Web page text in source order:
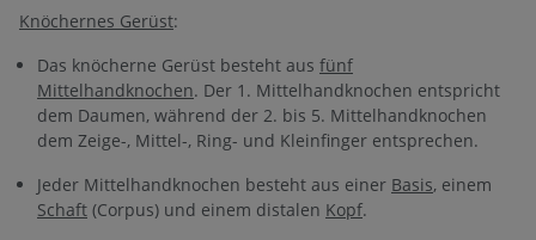
Knöchernes Gerüst:
Das knöcherne Gerüst besteht aus fünf
Mittelhandknochen. Der 1. Mittelhandknochen entspricht
dem Daumen, während der 2. bis 5. Mittelhandknochen
dem Zeige-, Mittel-, Ring- und Kleinfinger entsprechen.
Jeder Mittelhandknochen besteht aus einer Basis, einem
Schaft (Corpus) und einem distalen Kopf.